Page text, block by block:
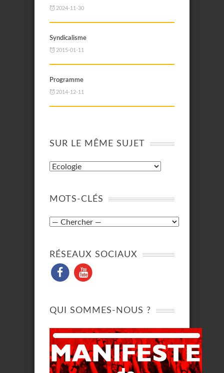
2024-11-30
Syndicalisme
2015-01-11
Programme
2014-12-11
SUR LE MÊME SUJET
MOTS-CLÉS
RÉSEAUX SOCIAUX
QUI SOMMES-NOUS ?